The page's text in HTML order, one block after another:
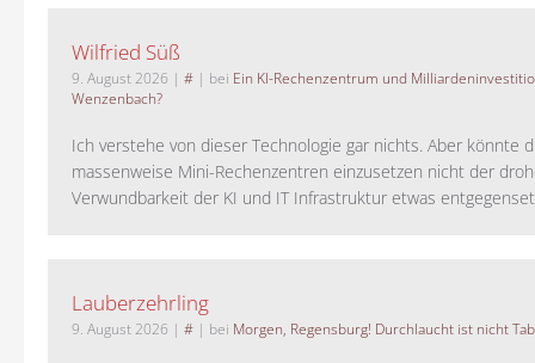
Wilfried Süß
9. August 2026 | # | bei Ein KI-Rechenzentrum und
Wenzenbach?
Ich verstehe von dieser Technologie gar nichts. Aber könnte
massenweise Mini-Rechenzentren einzusetzen nicht der
Verwundbarkeit der KI und IT Infrastruktur etwas
Lauberzehrling
9. August 2026 | # | bei Morgen, Regensburg! Durchlaucht ist nicht